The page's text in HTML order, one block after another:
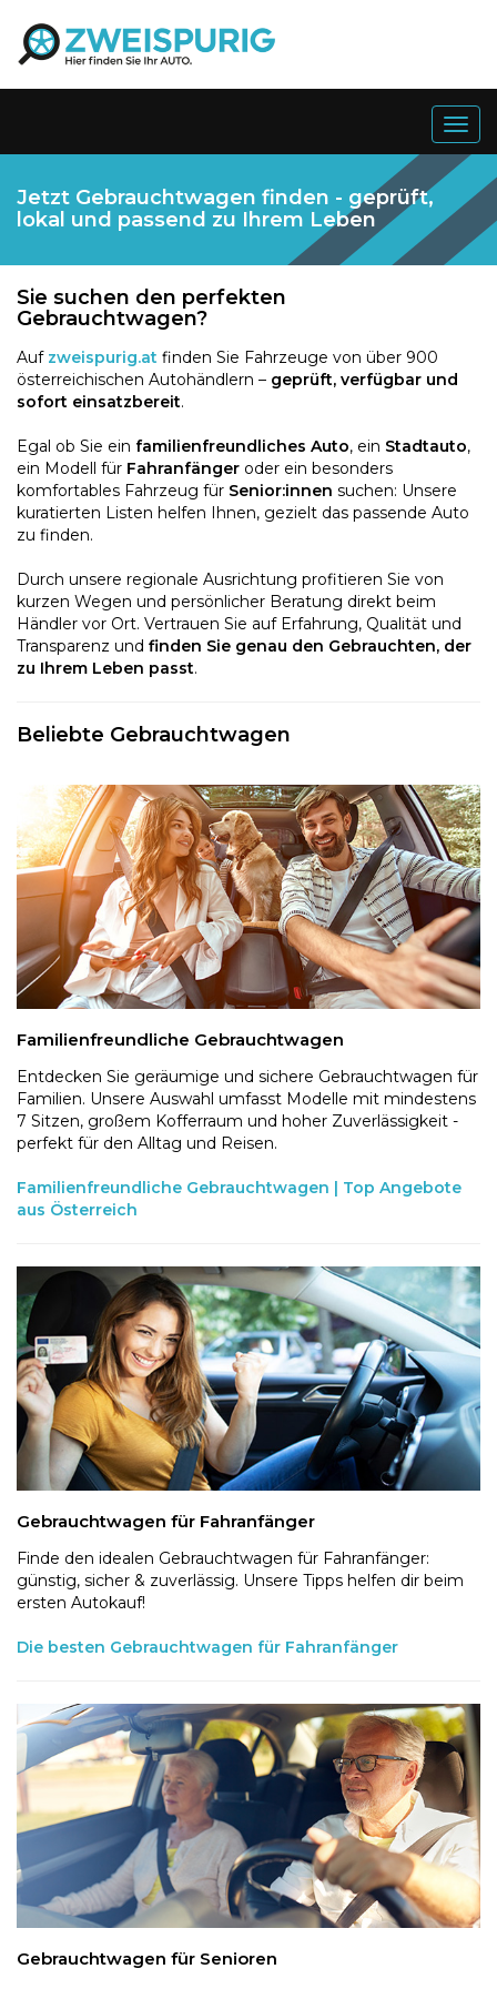
Jetzt Gebrauchtwagen finden - geprüft,
lokal und passend zu Ihrem Leben
Sie suchen den perfekten
Gebrauchtwagen?
Auf zweispurig.at finden Sie Fahrzeuge von über 900
österreichischen Autohändlern – geprüft, verfügbar und
sofort einsatzbereit.
Egal ob Sie ein familienfreundliches Auto, ein Stadtauto,
ein Modell für Fahranfänger oder ein besonders
komfortables Fahrzeug für Senior:innen suchen: Unsere
kuratierten Listen helfen Ihnen, gezielt das passende Auto
zu finden.
Durch unsere regionale Ausrichtung profitieren Sie von
kurzen Wegen und persönlicher Beratung direkt beim
Händler vor Ort. Vertrauen Sie auf Erfahrung, Qualität und
Transparenz und finden Sie genau den Gebrauchten, der
zu Ihrem Leben passt.
Beliebte Gebrauchtwagen
Familienfreundliche Gebrauchtwagen
Entdecken Sie geräumige und sichere Gebrauchtwagen für
Familien. Unsere Auswahl umfasst Modelle mit mindestens
7 Sitzen, großem Kofferraum und hoher Zuverlässigkeit -
perfekt für den Alltag und Reisen.
Familienfreundliche Gebrauchtwagen | Top Angebote
aus Österreich
Gebrauchtwagen für Fahranfänger
Finde den idealen Gebrauchtwagen für Fahranfänger:
günstig, sicher & zuverlässig. Unsere Tipps helfen dir beim
ersten Autokauf!
Die besten Gebrauchtwagen für Fahranfänger
Gebrauchtwagen für Senioren